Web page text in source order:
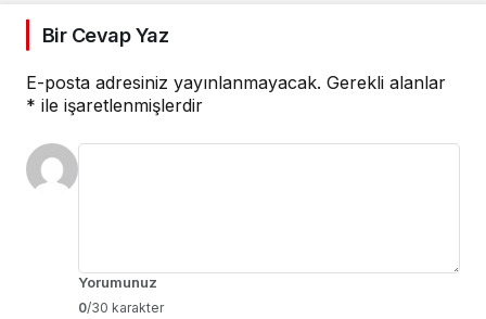
Bir Cevap Yaz
E-posta adresiniz yayınlanmayacak. Gerekli alanlar
* ile işaretlenmişlerdir
Yorumunuz
0/30 karakter